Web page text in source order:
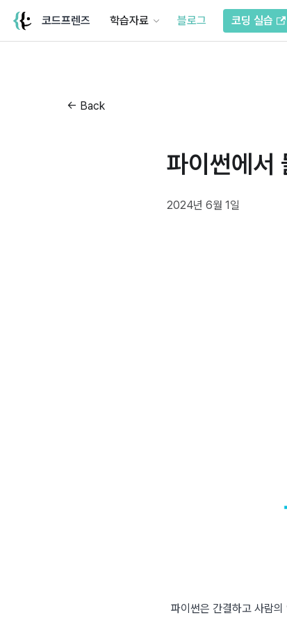
코드프렌즈 학습자료 블로그 코딩 실습
← Back
파이썬에
2024년 6월 1일
파이썬은 간결하고 사람